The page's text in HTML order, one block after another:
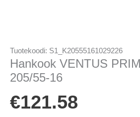
Tuotekoodi: S1_K20555161029226
Hankook VENTUS
205/55-16
€121.58